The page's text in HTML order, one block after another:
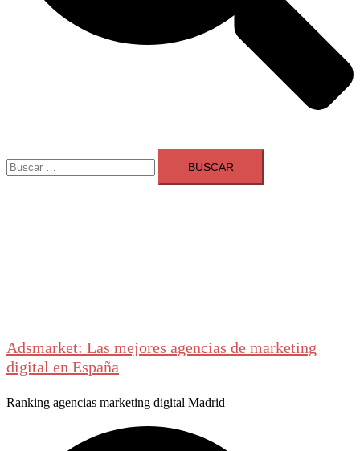
Buscar:
Adsmarket: Las mejores agencias de marketing
digital en España
Ranking agencias marketing digital Madrid